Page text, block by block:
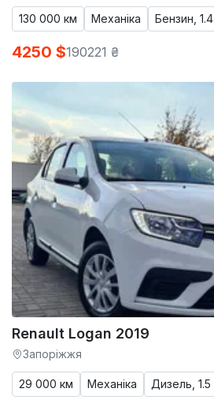
130 000 км Механіка Бензин, 1.4
4250 $190221 ₴
Renault Logan 2019
Запоріжжя
29 000 км Механіка Дизель, 1.5